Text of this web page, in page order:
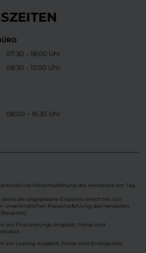
07:30 – 18:00 Uhr
08:30 – 12:00 Uhr
08:00 – 16:30 Uhr
Preisempfehlung des Herstellers am Tag
die angegebene Ersparnis errechnet sich
unverbindlichen Preisempfehlung des Herstellers
ein Finanzierungs-Angebot. Preise sind
ein Leasing-Angebot. Preise sind Bruttopreise.